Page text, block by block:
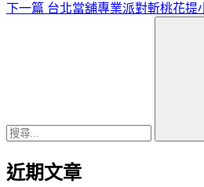
下一篇 台北當舖專業派對斬桃花提
近期文章